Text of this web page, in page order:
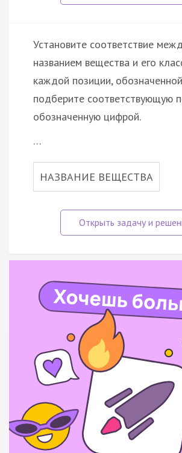
Установите соответствие
названием вещества и его
каждой позиции,
подберите соответствующую
обозначенную цифрой.
…
НАЗВАНИЕ ВЕЩЕСТВА